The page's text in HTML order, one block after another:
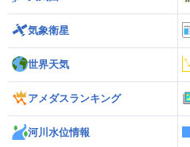
気象衛星
世界天気
アメダスランキング
河川水位情報